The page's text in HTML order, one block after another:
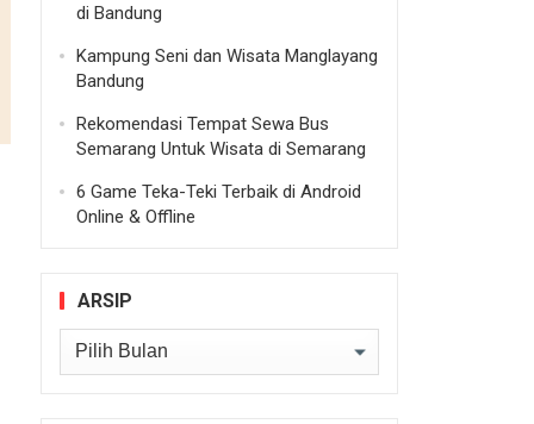
di Bandung
Kampung Seni dan Wisata Manglayang
Bandung
Rekomendasi Tempat Sewa Bus
Semarang Untuk Wisata di Semarang
6 Game Teka-Teki Terbaik di Android
Online & Offline
ARSIP
Arsip